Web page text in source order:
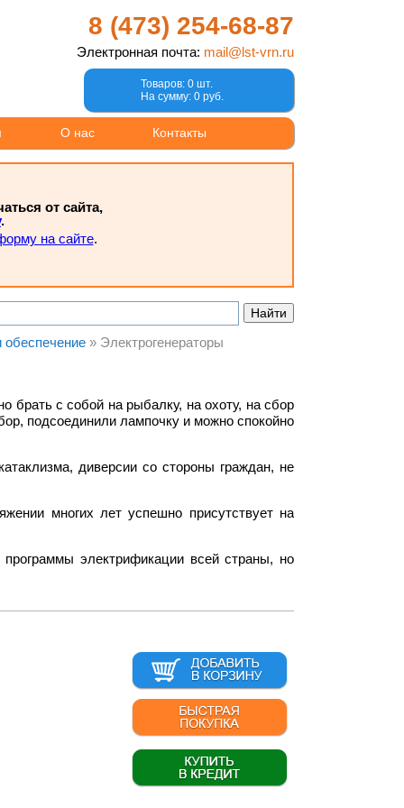
8 (473) 254-68-87
Электронная почта: mail@lst-vrn.ru
Товаров: 0 шт.
На сумму: 0 руб.
О нас Контакты
от сайта,
.
на сайте.
обеспечение » Электрогенераторы
брать с собой на рыбалку, на охоту, на сбор
подсоединили лампочку и можно спокойно
диверсии со стороны граждан, не
многих лет успешно присутствует на
электрификации всей страны, но